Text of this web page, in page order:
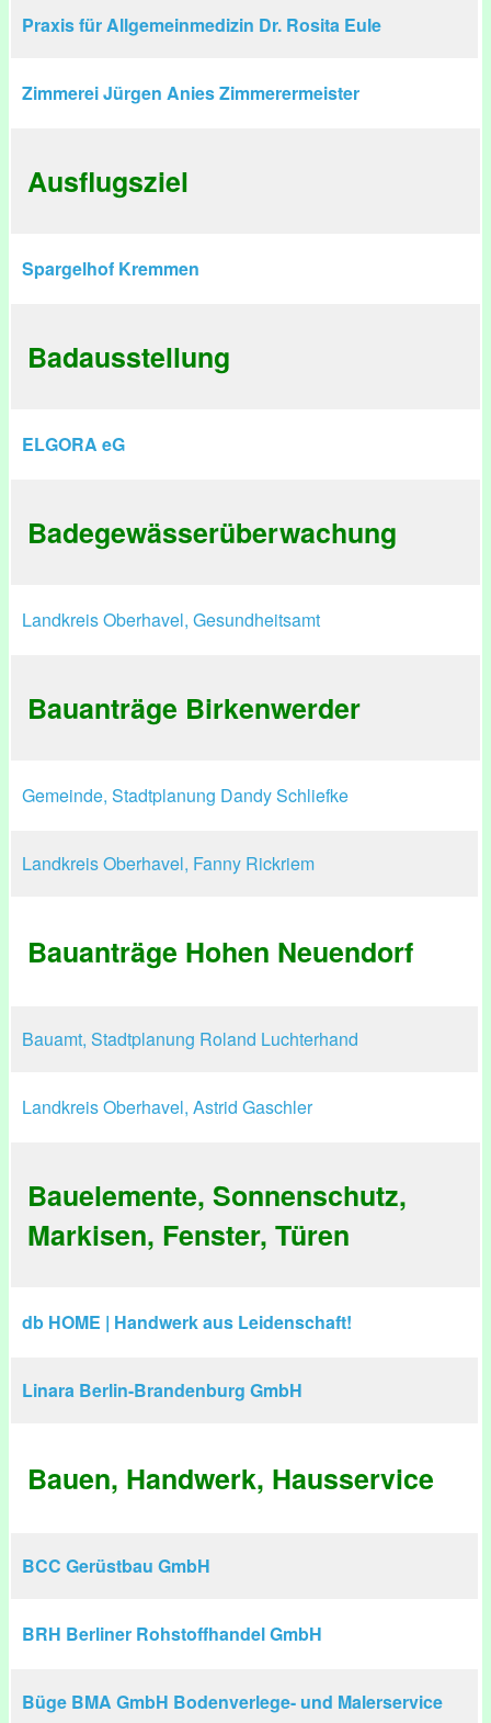
Praxis für Allgemeinmedizin Dr. Rosita Eule
Zimmerei Jürgen Anies Zimmerermeister
Ausflugsziel
Spargelhof Kremmen
Badausstellung
ELGORA eG
Badegewässerüberwachung
Landkreis Oberhavel, Gesundheitsamt
Bauanträge Birkenwerder
Gemeinde, Stadtplanung Dandy Schliefke
Landkreis Oberhavel, Fanny Rickriem
Bauanträge Hohen Neuendorf
Bauamt, Stadtplanung Roland Luchterhand
Landkreis Oberhavel, Astrid Gaschler
Bauelemente, Sonnenschutz,
Markisen, Fenster, Türen
db HOME | Handwerk aus Leidenschaft!
Linara Berlin-Brandenburg GmbH
Bauen, Handwerk, Hausservice
BCC Gerüstbau GmbH
BRH Berliner Rohstoffhandel GmbH
Büge BMA GmbH Bodenverlege- und Malerservice